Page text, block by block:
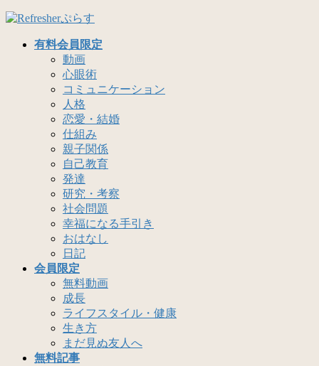
コ
ナ
有料会員限定
動画
心眼術
コミュニケーション
人格
恋愛・結婚
仕組み
親子関係
自己教育
発達
研究・考察
社会問題
幸福になる手引き
おはなし
日記
会員限定
無料動画
成長
ライフスタイル・健康
生き方
まだ見ぬ友人へ
無料記事